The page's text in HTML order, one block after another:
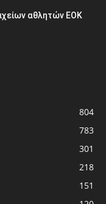
αθλητών ΕΟΚ
804
783
301
218
151